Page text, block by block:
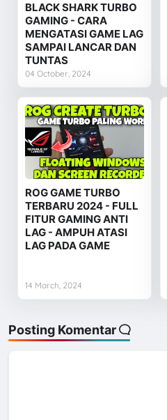
BLACK SHARK TURBO
GAMING - CARA
MENGATASI GAME LAG
SAMPAI LANCAR DAN
TUNTAS
04 October, 2024
ROG GAME TURBO
TERBARU 2024 - FULL
FITUR GAMING ANTI
LAG - AMPUH ATASI
LAG PADA GAME
14 March, 2024
Posting Komentar